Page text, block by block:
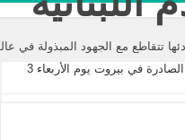
الجهود المبذولة في عالم
أسرار الصحف الصادرة في بيروت يوم الأربعاء 3